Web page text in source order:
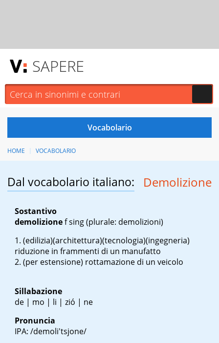
SAPERE
HOME VOCABOLARIO
Dal vocabolario italiano: Demolizione
Sostantivo
demolizionef sing(plurale: demolizioni)
(edilizia)(architettura)(tecnologia)(ingegneria)
riduzione in frammenti di un manufatto
(per estensione) rottamazione di un veicolo
Sillabazione
de | mo | li | zió | ne
Pronuncia
IPA: /demoli'tsjone/